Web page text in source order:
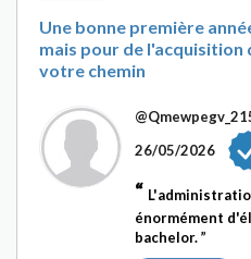
Une bonne première
mais pour de l'acquisition
votre chemin
26/05/2026
énormément
bachelor.